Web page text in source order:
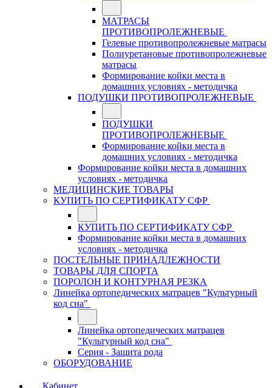
МАТРАСЫ
ПРОТИВОПРОЛЕЖНЕВЫЕ
Гелевые противопролежневые матрасы
Полиуретановые противопролежневые
матрасы
Формирование койки места в
домашних условиях - методичка
ПОДУШКИ ПРОТИВОПРОЛЕЖНЕВЫЕ
ПОДУШКИ
ПРОТИВОПРОЛЕЖНЕВЫЕ
Формирование койки места в
домашних условиях - методичка
Формирование койки места в домашних
условиях - методичка
МЕДИЦИНСКИЕ ТОВАРЫ
КУПИТЬ ПО СЕРТИФИКАТУ СФР
КУПИТЬ ПО СЕРТИФИКАТУ СФР
Формирование койки места в домашних
условиях - методичка
ПОСТЕЛЬНЫЕ ПРИНАДЛЕЖНОСТИ
ТОВАРЫ ДЛЯ СПОРТА
ПОРОЛОН И КОНТУРНАЯ РЕЗКА
Линейка ортопедических матрацев "Культурный
код сна"
Линейка ортопедических матрацев
"Культурный код сна"
Серия - Защита рода
ОБОРУДОВАНИЕ
Кабинет